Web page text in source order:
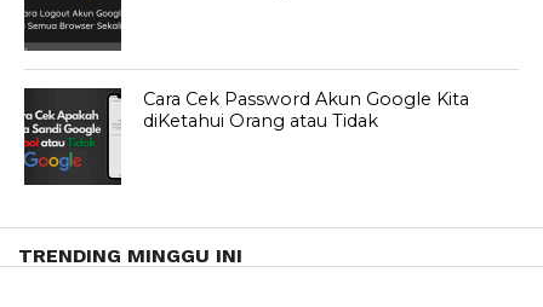
Cara Cek Password Akun Google Kita
diKetahui Orang atau Tidak
TRENDING MINGGU INI